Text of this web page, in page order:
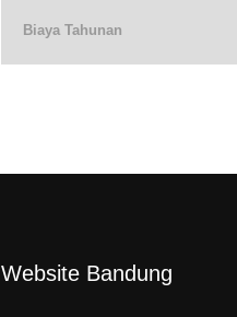
Biaya Tahunan
Website Bandung